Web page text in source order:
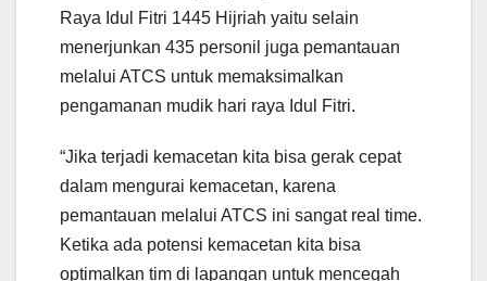
Raya Idul Fitri 1445 Hijriah yaitu selain
menerjunkan 435 personil juga pemantauan
melalui ATCS untuk memaksimalkan
pengamanan mudik hari raya Idul Fitri.
“Jika terjadi kemacetan kita bisa gerak cepat
dalam mengurai kemacetan, karena
pemantauan melalui ATCS ini sangat real time.
Ketika ada potensi kemacetan kita bisa
optimalkan tim di lapangan untuk mencegah